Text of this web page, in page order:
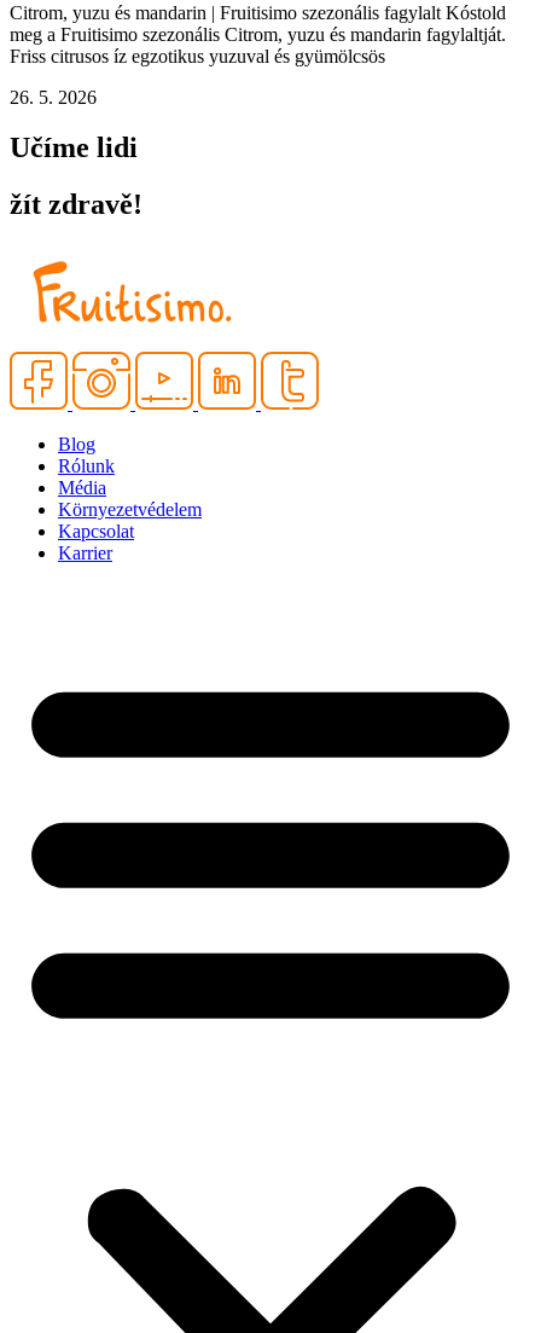
Citrom, yuzu és mandarin | Fruitisimo szezonális fagylalt Kóstold
meg a Fruitisimo szezonális Citrom, yuzu és mandarin fagylaltját.
Friss citrusos íz egzotikus yuzuval és gyümölcsös
26. 5. 2026
Učíme lidi
žít zdravě!
Blog
Rólunk
Média
Környezetvédelem
Kapcsolat
Karrier